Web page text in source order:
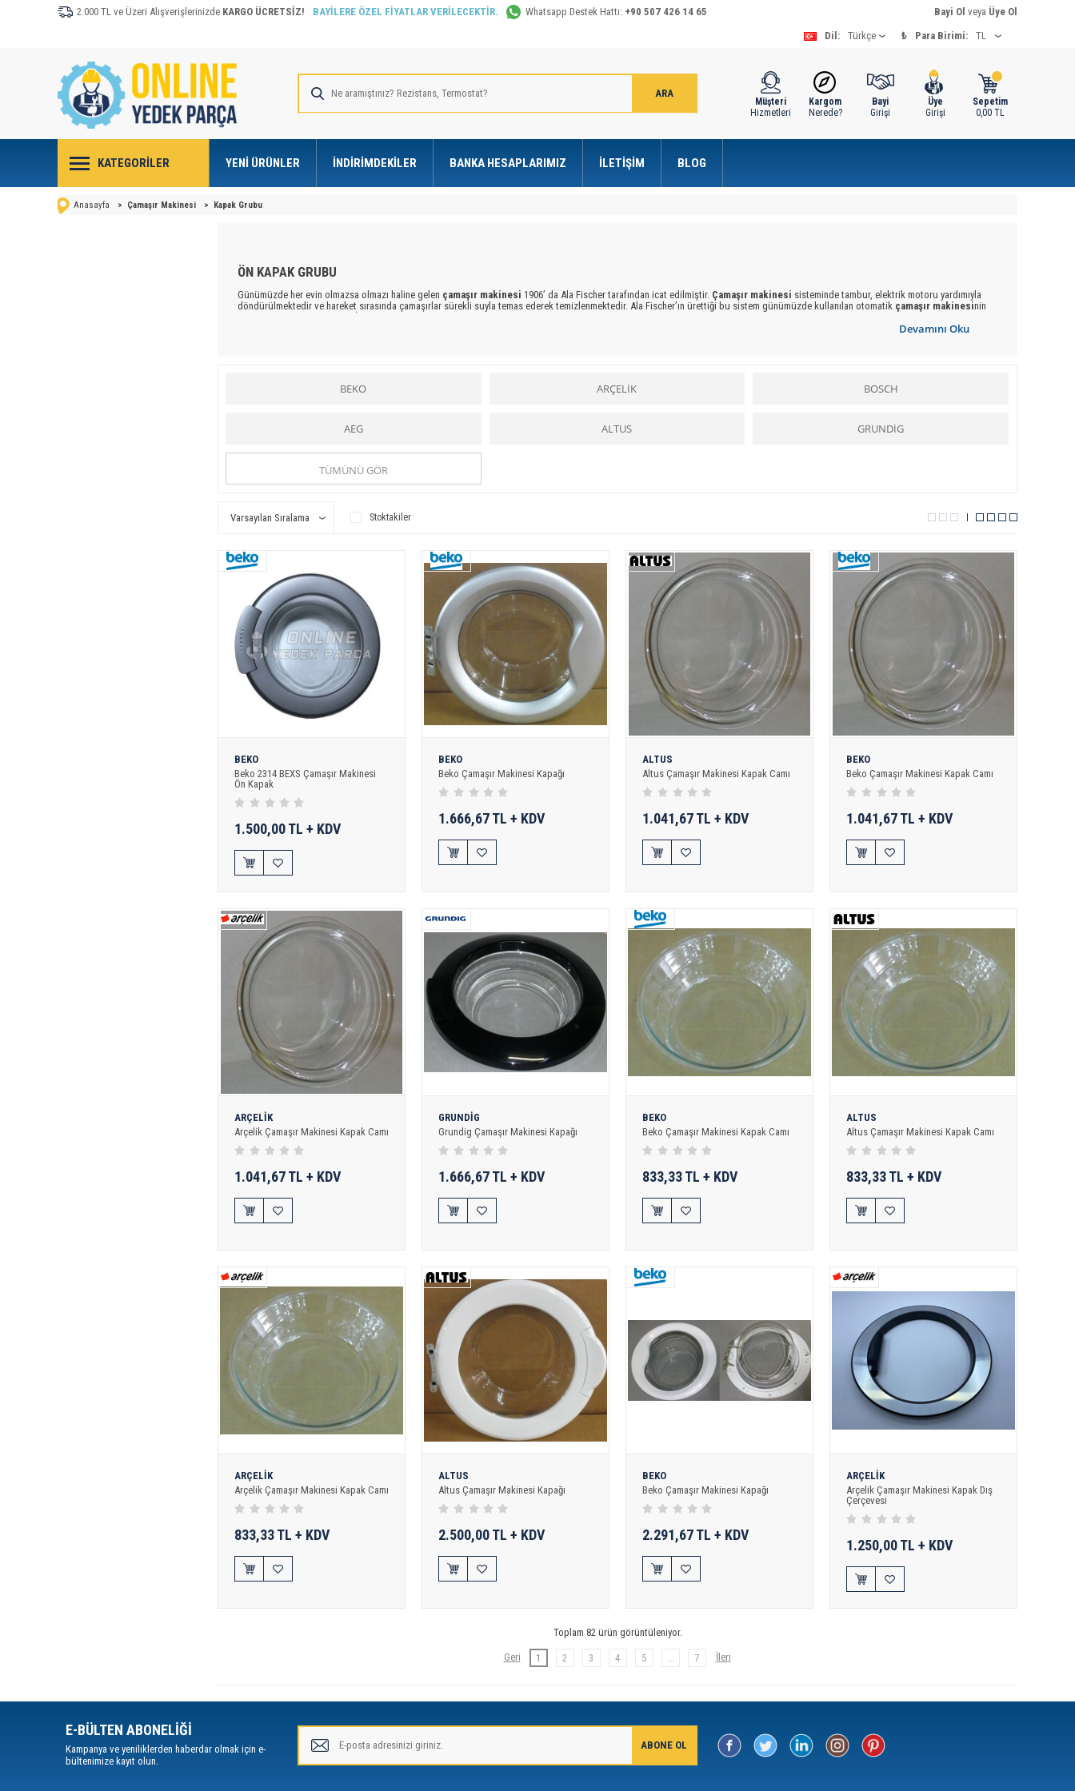
2.000 TL ve Üzeri Alışverişlerinizde KARGO ÜCRETSİZ! BAYİLERE ÖZEL FİYATLAR VERİLECEKTİR. Whatsapp Destek Hattı: +90 507 426 14 65 Bayi Ol veya Üye Ol
Dil:
₺ Para Birimi:
Sepetim
0,00TL
Üye
Girişi
Bayi
Girişi
Kargom
Nerede?
Müşteri
Hizmetleri
KATEGORILER YENI ÜRÜNLER İNDIRIMDEKILER BANKA HESAPLARIMIZ İLETIŞIM BLOG
Anasayfa > Çamaşır Makinesi > Kapak Grubu
Devamını Oku
ÖN KAPAK GRUBU
Günümüzde her evin olmazsa olmazı haline gelen çamaşır makinesi 1906’ da Ala Fischer tarafından icat edilmiştir. Çamaşır makinesi sisteminde tambur, elektrik motoru yardımıyla
döndürülmektedir ve hareket sırasında çamaşırlar sürekli suyla temas ederek temizlenmektedir. Ala Fischer’ın ürettiği bu sistem günümüzde kullanılan otomatik çamaşır makinesinin
nin varoluşu ile şimdi günümüzde ev
kategorileri ile
a kolaylıkla ulaşabilirsiniz.
ile uygun ve kaliteli ürünlere ulaşabilirsiniz.
Online Yedek Parçaile uygun ve kaliteli ürünlere ulaşabilirsiniz.
BEKO ARÇELİK BOSCH
AEG ALTUS GRUNDİG
TÜMÜNÜ GÖR
Stoktakiler
BEKO
Beko 2314 BEXS Çamaşır Makinesi
Ön Kapak
1.500,00 TL + KDV
BEKO
Beko Çamaşır Makinesi Kapağı
1.666,67 TL + KDV
ALTUS
Altus Çamaşır Makinesi Kapak Camı
1.041,67 TL + KDV
BEKO
Beko Çamaşır Makinesi Kapak Camı
1.041,67 TL + KDV
ARÇELİK
Arçelik Çamaşır Makinesi Kapak Camı
1.041,67 TL + KDV
GRUNDİG
Grundig Çamaşır Makinesi Kapağı
1.666,67 TL + KDV
BEKO
Beko Çamaşır Makinesi Kapak Camı
833,33 TL + KDV
ALTUS
Altus Çamaşır Makinesi Kapak Camı
833,33 TL + KDV
ARÇELİK
Arçelik Çamaşır Makinesi Kapak Camı
833,33 TL + KDV
ALTUS
Altus Çamaşır Makinesi Kapağı
2.500,00 TL + KDV
BEKO
Beko Çamaşır Makinesi Kapağı
2.291,67 TL + KDV
ARÇELİK
Arçelik Çamaşır Makinesi Kapak Dış
Çerçevesi
1.250,00 TL + KDV
Toplam 82 ürün görüntüleniyor.
1 2 3 4 5 ... 7
E-BÜLTEN ABONELİĞİ
Kampanya ve yeniliklerden haberdar olmak için e-
bültenimize kayıt olun.